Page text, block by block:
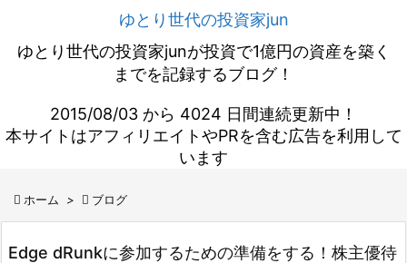
ゆとり世代の投資家jun
ゆとり世代の投資家junが投資で1億円の資産を築く
までを記録するブログ！
2015/08/03 から 4024 日間連続更新中！
本サイトはアフィリエイトやPRを含む広告を利用して
います
 ホーム >  ブログ
Edge dRunkに参加するための準備をする！株主優待